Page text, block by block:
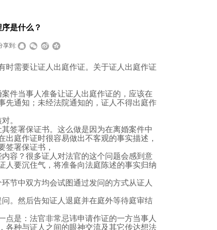
是什么？
享到:
时需要让证人出庭作证。关于证人出庭作证
件当事人准备让证人出庭作证的，应该在
先通知；未经法院通知的，证人不得出庭作
。
签署保证书。这么做是因为在离婚案件中
庭作证时很容易做出不客观的事实描述，
签署保证书，
容？很多证人对法官的这个问题会感到意
人要沉住气，将准备向法庭陈述的事实归纳
节中双方均会试图通过发问的方式从证人
。然后告知证人退庭并在庭外等待庭审结
点是：法官非常忌讳申请作证的一方当事人
各种与证人之间的眼神交流及其它传达想法